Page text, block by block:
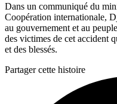
Dans un communiqué du
Coopération internationale,
au gouvernement et au
des victimes de cet accident
et des blessés.
Partager cette histoire